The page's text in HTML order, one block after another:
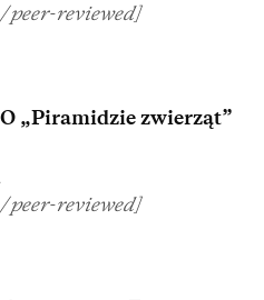
peer-reviewed]
„Piramidzie zwierząt”
peer-reviewed]